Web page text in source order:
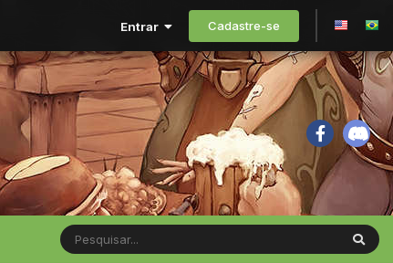
Entrar Cadastre-se